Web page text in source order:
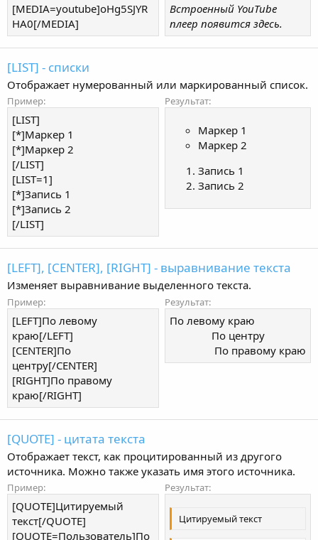
[MEDIA=youtube]oHg5SJYR
HA0[/MEDIA]
Встроенный YouTube
плеер появится здесь.
[LIST] - списки
Отображает нумерованный или маркированный список.
Пример:
[LIST]
[*]Маркер 1
[*]Маркер 2
[/LIST]
[LIST=1]
[*]Запись 1
[*]Запись 2
[/LIST]
Результат:
Маркер 1
Маркер 2
Запись 1
Запись 2
[LEFT], [CENTER], [RIGHT] - выравнивание текста
Изменяет выравнивание выделенного текста.
Пример:
[LEFT]По левому
краю[/LEFT]
[CENTER]По
центру[/CENTER]
[RIGHT]По правому
краю[/RIGHT]
Результат:
По левому краю​
По центру​
По правому краю​
[QUOTE] - цитата текста
Отображает текст, как процитированный из другого
источника. Можно также указать имя этого источника.
Пример:
[QUOTE]Цитируемый
текст[/QUOTE]
[QUOTE=Пользователь]По
Результат:
Цитируемый текст